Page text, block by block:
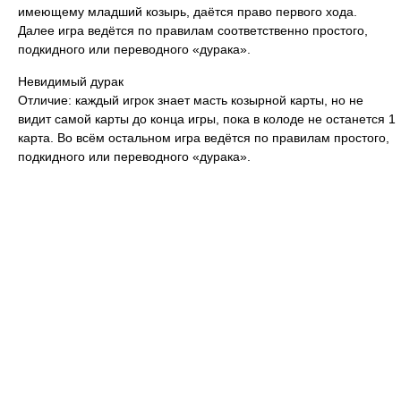
имеющему младший козырь, даётся право первого хода.
Далее игра ведётся по правилам соответственно простого,
подкидного или переводного «дурака».
Невидимый дурак
Отличие: каждый игрок знает масть козырной карты, но не
видит самой карты до конца игры, пока в колоде не останется 1
карта. Во всём остальном игра ведётся по правилам простого,
подкидного или переводного «дурака».